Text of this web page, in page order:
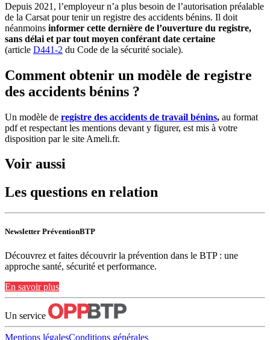
Depuis 2021, l’employeur n’a plus besoin de l’autorisation préalable
de la Carsat pour tenir un registre des accidents bénins. Il doit
néanmoins informer cette dernière de l’ouverture du registre,
sans délai et par tout moyen conférant date certaine
(article D441-2 du Code de la sécurité sociale).
Comment obtenir un modèle de registre
des accidents bénins ?
Un modèle de registre des accidents de travail bénins, au format
pdf et respectant les mentions devant y figurer, est mis à votre
disposition par le site Ameli.fr.
Voir aussi
Les questions en relation
Newsletter PréventionBTP
Découvrez et faites découvrir la prévention dans le BTP : une
approche santé, sécurité et performance.
En savoir plus
Un service
Mentions légalesConditions générales